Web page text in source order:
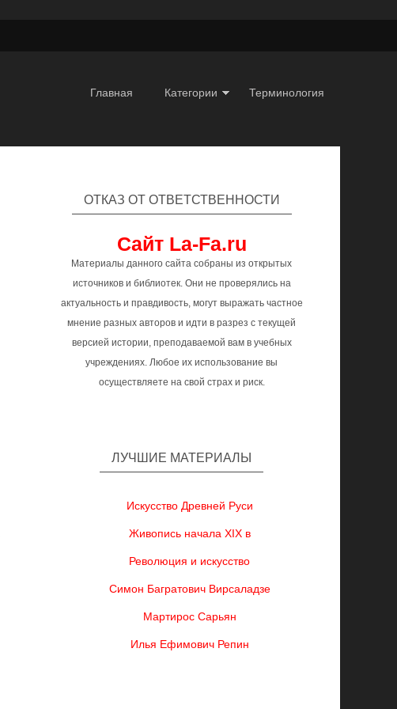
Главная Категории Терминология
ОТКАЗ ОТ ОТВЕТСТВЕННОСТИ
Сайт La-Fa.ru
Материалы данного сайта собраны из открытых
источников и библиотек. Они не проверялись на
актуальность и правдивость, могут выражать частное
мнение разных авторов и идти в разрез с текущей
версией истории, преподаваемой вам в учебных
учреждениях. Любое их использование вы
осуществляете на свой страх и риск.
ЛУЧШИЕ МАТЕРИАЛЫ
Искусство Древней Руси
Живопись начала XIX в
Революция и искусство
Симон Багратович Вирсаладзе
Мартирос Сарьян
Илья Ефимович Репин